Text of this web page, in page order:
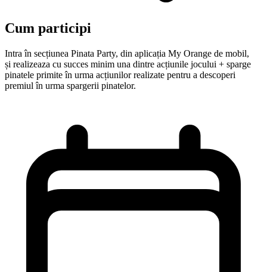
Cum participi
Intra în secțiunea Pinata Party, din aplicația My Orange de mobil,
și realizeaza cu succes minim una dintre acțiunile jocului + sparge
pinatele primite în urma acțiunilor realizate pentru a descoperi
premiul în urma spargerii pinatelor.